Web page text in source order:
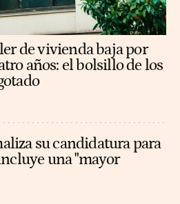
de vivienda baja por
años: el bolsillo de los
su candidatura para
una "mayor